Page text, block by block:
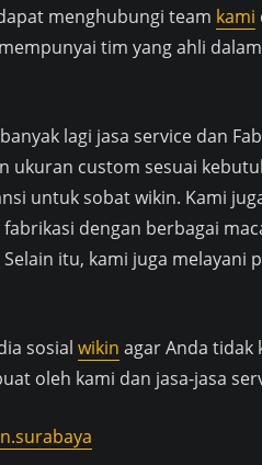
menghubungi team kami
tim yang ahli
lagi jasa service dan
ukuran custom sesuai
untuk sobat wikin. Kami
dengan berbagai
itu, kami juga melayani
sosial wikin agar Anda tidak
oleh kami dan jasa-jasa